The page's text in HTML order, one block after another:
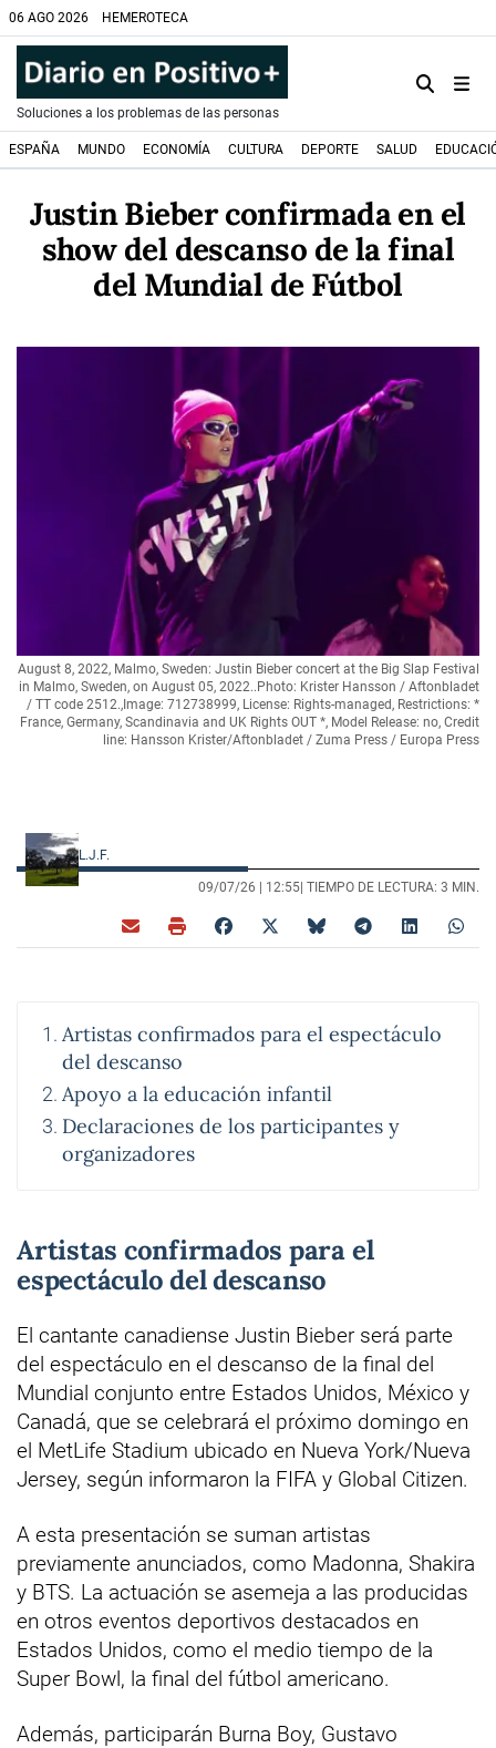
06 AGO 2026 HEMEROTECA
Soluciones a los problemas de las personas
ESPAÑA MUNDO ECONOMÍA CULTURA DEPORTE SALUD
Justin Bieber confirmada en el
show del descanso de la final
del Mundial de Fútbol
August 8, 2022, Malmo, Sweden: Justin Bieber concert at the Big Slap Festival
in Malmo, Sweden, on August 05, 2022..Photo: Krister Hansson / Aftonbladet
/ TT code 2512.,Image: 712738999, License: Rights-managed, Restrictions: *
France, Germany, Scandinavia and UK Rights OUT *, Model Release: no, Credit
line: Hansson Krister/Aftonbladet / Zuma Press / Europa Press
L.J.F.
09/07/26 | 12:55| TIEMPO DE LECTURA: 3 MIN.
Artistas confirmados para el espectáculo
del descanso
Apoyo a la educación infantil
Declaraciones de los participantes y
organizadores
Artistas confirmados para el
espectáculo del descanso
El cantante canadiense Justin Bieber será parte
del espectáculo en el descanso de la final del
Mundial conjunto entre Estados Unidos, México y
Canadá, que se celebrará el próximo domingo en
el MetLife Stadium ubicado en Nueva York/Nueva
Jersey, según informaron la FIFA y Global Citizen.
A esta presentación se suman artistas
previamente anunciados, como Madonna, Shakira
y BTS. La actuación se asemeja a las producidas
en otros eventos deportivos destacados en
Estados Unidos, como el medio tiempo de la
Super Bowl, la final del fútbol americano.
Además, participarán Burna Boy, Gustavo